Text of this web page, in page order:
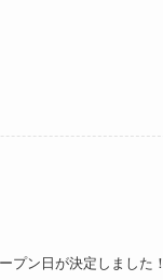
プン日が決定しました！